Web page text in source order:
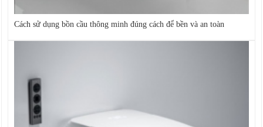
Cách sử dụng bồn cầu thông minh đúng cách để bền và an toàn